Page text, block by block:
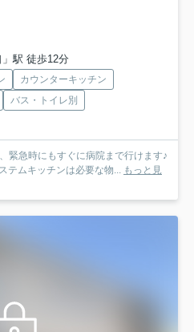
駅 徒歩12分
カウンターキッチン
バス・トイレ別
緊急時にもすぐに病院まで行けます♪
テムキッチンは必要な物... もっと見